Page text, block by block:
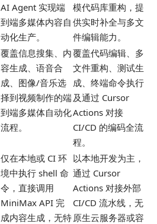
AI Agent 实现端
到端多媒体内容自
动化生产。
模代码库重构，提
供实时补全与多文
件编辑能力。
覆盖信息搜集、内
容生成、语音合
成、图像/音乐选
择到视频制作的端
到端多媒体自动化
流程。
覆盖代码编辑、多
文件重构、测试生
成、终端命令执行
及通过 Cursor
Actions 对接
CI/CD 的编码全流
程。
仅在本地或 CI 环
境中执行 shell 命
令，直接调用
MiniMax API 完
成内容生成，无特
以本地开发为主，
通过 Cursor
Actions 对接外部
CI/CD 流水线，无
原生云服务器或容